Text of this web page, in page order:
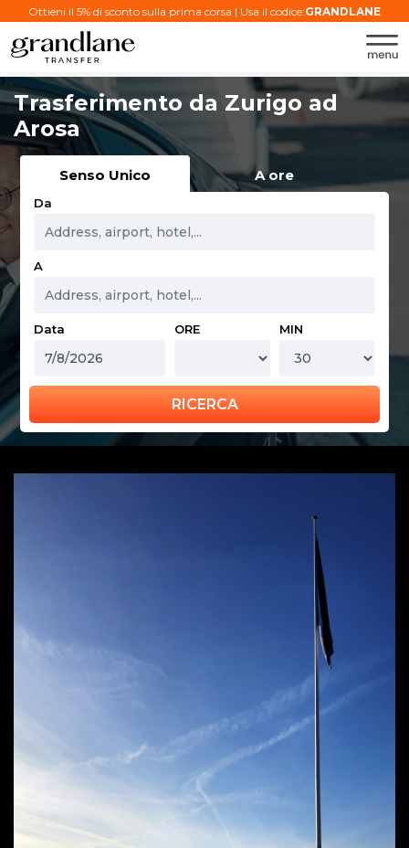
Ottieni il 5% di sconto sulla prima corsa | Usa il codice:GRANDLANE
Trasferimento da Zurigo ad
Arosa
Senso Unico A ore
Da
A
Data ORE MIN
RICERCA